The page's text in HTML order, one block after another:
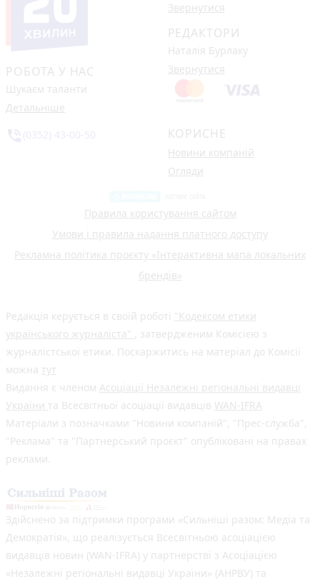
РОБОТА У НАС
Шукаєм таланти
Детальніше
Звернутися
РЕДАКТОРИ
Наталія Бурлаку
Звернутися
КОРИСНЕ
Новини компаній
Огляди
Правила користування сайтом
Умови і правила надання платного доступу
Рекламна політика проєкту «Інтерактивна мапа локальних
брендів»
Редакція керується в своїй роботі "Кодексом етики
українського журналіста" , затвердженим Комісією з
журналістської етики. Поскаржитись на матеріал до Комісії
можна тут
Видання є членом Асоціації Незалежні регіональні видавці
України та Всесвітньої асоціації видавців WAN-IFRA
Матеріали з позначками "Новини компаній", "Прес-служба",
"Реклама" та "Партнерський проєкт" опубліковані на правах
реклами.
Здійснено за підтримки програми «Сильніші разом: Медіа та
Демократія», що реалізується Всесвітньою асоціацією
видавців новин (WAN-IFRA) у партнерстві з Асоціацією
«Незалежні регіональні видавці України» (АНРВУ) та